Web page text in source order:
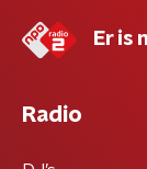
Er is
Radio